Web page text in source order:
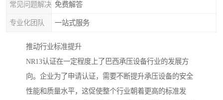
常见问题解决 免费解答
专业化团队 一站式服务
推动行业标准提升
NR13认证在一定程度上了巴西承压设备行业的发展方
向。企业为了申请认证，需要不断提升承压设备的安全
性能和质量水平，这促使整个行业朝着更高的标准发